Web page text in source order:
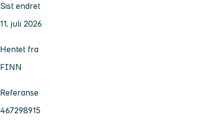
Sist endret
11. juli 2026
Hentet fra
FINN
Referanse
467298915